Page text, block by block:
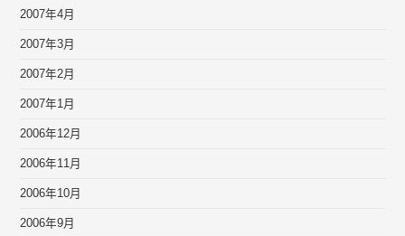
2007年4月
2007年3月
2007年2月
2007年1月
2006年12月
2006年11月
2006年10月
2006年9月